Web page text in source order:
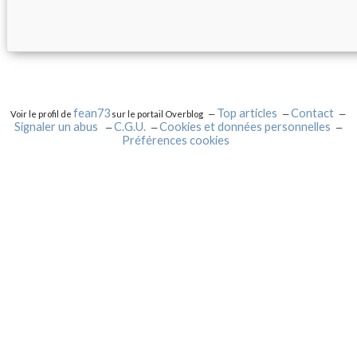
Voir le profil defean73 sur le portail Overblog Top articles
Contact
Signaler un abus
C.G.U.
Cookies et données personnelles
Préférences cookies